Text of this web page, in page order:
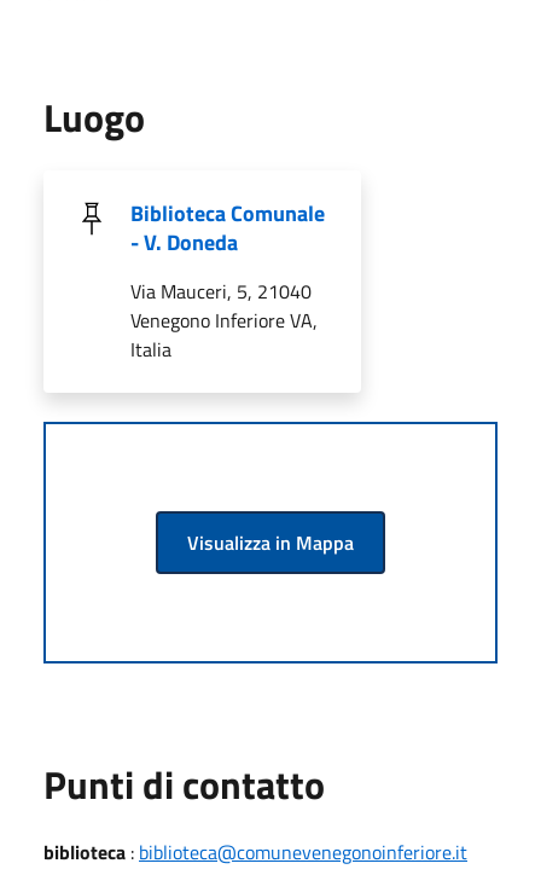
Luogo
Biblioteca Comunale
- V. Doneda
Via Mauceri, 5, 21040
Venegono Inferiore VA,
Italia
Visualizza in Mappa
Punti di contatto
biblioteca : biblioteca@comunevenegonoinferiore.it